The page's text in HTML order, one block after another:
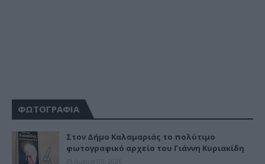
ΦΩΤΟΓΡΑΦΙΑ
Στον Δήμο Καλαμαριάς το πολύτιμο
φωτογραφικό αρχείο του Γιάννη Κυριακίδη